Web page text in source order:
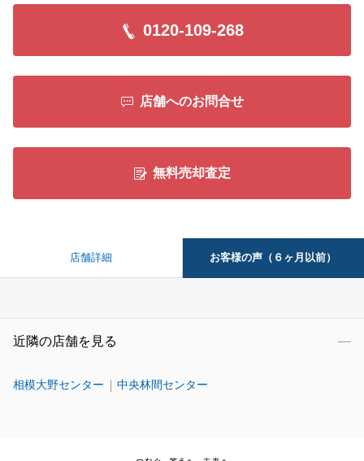
0120-109-268
店舗へのお問合せ
無料売却査定
店舗詳細 お客様の声（６ヶ月以前）
近隣の店舗を見る
相模大野センター 中央林間センター